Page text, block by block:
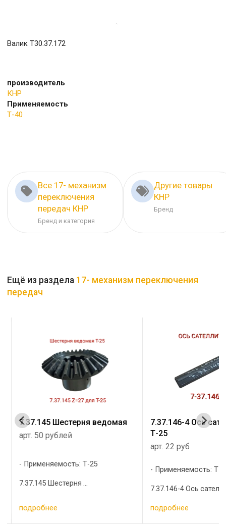
Валик Т30.37.172
производитель
КНР
Применяемость
Т-40
Все 17- механизм
переключения
передач КНР
Бренд и категория
Другие товары
КНР
Бренд
Ещё из раздела 17- механизм переключения
передач
7.37.145 Шестерня ведомая
арт. 50 рублей
Применяемость: Т-25
7.37.145 Шестерня ...
подробнее
7.37.146-4 Ось
Т-25
арт. 22 руб
Применяемость: Т-
7.37.146-4 Ось
подробнее